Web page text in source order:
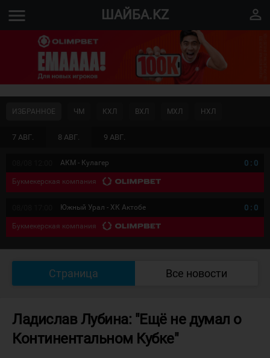
menu ШАЙБА.KZ perm_identity
7 АВГ. 8 АВГ. 9 АВГ.
ИЗБРАННОЕ ЧМ КХЛ ВХЛ МХЛ НХЛ
АКМ - Кулагер 0 : 0
Букмекерская компания
Южный Урал - ХК Актобе 0 : 0
Букмекерская компания
Страница Все новости
Ладислав Лубина: "Ещё не думал о
Континентальном Кубке"